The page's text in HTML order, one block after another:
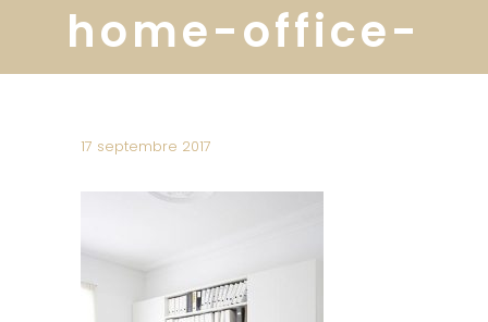
home-office-
camillestyles
17 septembre 2017